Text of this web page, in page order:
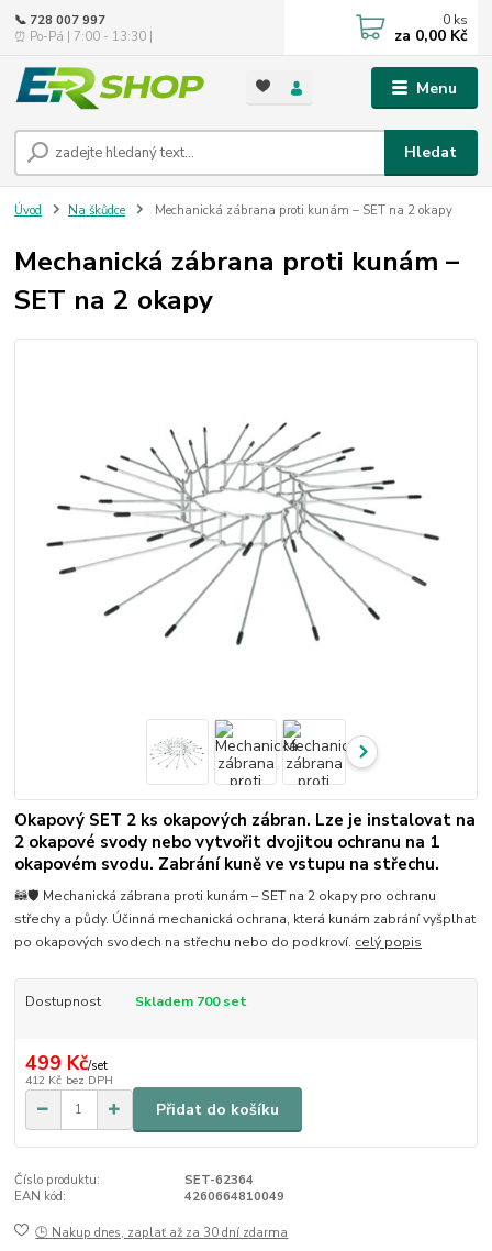
Menu
Hledat
📞 728 007 997
⏰ Po-Pá | 7:00 - 13:30 |
0 ks
za 0,00 Kč
Úvod Na škůdce Mechanická zábrana proti kunám – SET na 2 okapy
Mechanická zábrana proti kunám –
SET na 2 okapy
Okapový SET 2 ks okapových zábran. Lze je instalovat na
2 okapové svody nebo vytvořit dvojitou ochranu na 1
okapovém svodu. Zabrání kuně ve vstupu na střechu.
🦝🛡️ Mechanická zábrana proti kunám – SET na 2 okapy pro ochranu
střechy a půdy. Účinná mechanická ochrana, která kunám zabrání vyšplhat
po okapových svodech na střechu nebo do podkroví. celý popis
Dostupnost Skladem 700 set
499 Kč/set
412 Kč bez DPH
Přidat do košíku
Číslo produktu:
SET-62364
EAN kód:
4260664810049
🕒 Nakup dnes, zaplať až za 30 dní zdarma